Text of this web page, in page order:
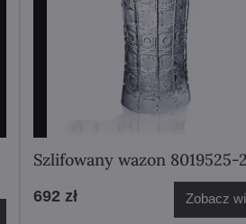
Szlifowany wazon 8019525-
692 zł Zobacz